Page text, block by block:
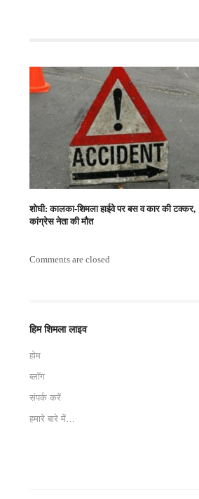
शोघी: कालका-शिमला हाईवे पर बस व कार की टक्‍कर,
कांग्रेस नेता की मौत
Comments are closed
हिम शिमला लाइव
होम
ब्लॉग
संपर्क करें
हमारे बारे में…